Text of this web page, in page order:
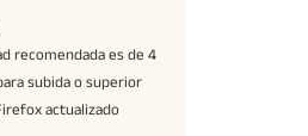
recomendada es de 4
subida o superior
actualizado